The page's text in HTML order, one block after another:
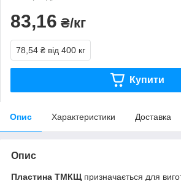
83,16 ₴/кг
78,54 ₴ від 400 кг
Купити
Опис Характеристики Доставка
Опис
Пластина ТМКЩпризначається для